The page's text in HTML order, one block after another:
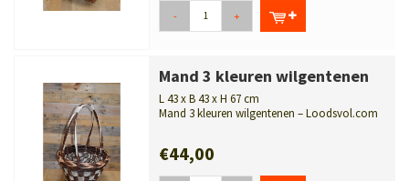
- +
Mand 3 kleuren wilgentenen
L 43 x B 43 x H 67 cm
Mand 3 kleuren wilgentenen – Loodsvol.com
€44,00